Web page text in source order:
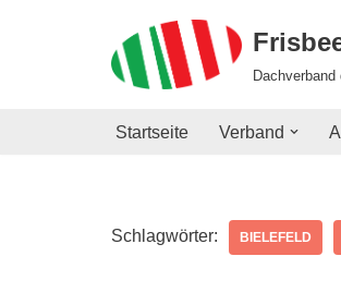
Startseite Verband
Schlagwörter: BIELEFELD